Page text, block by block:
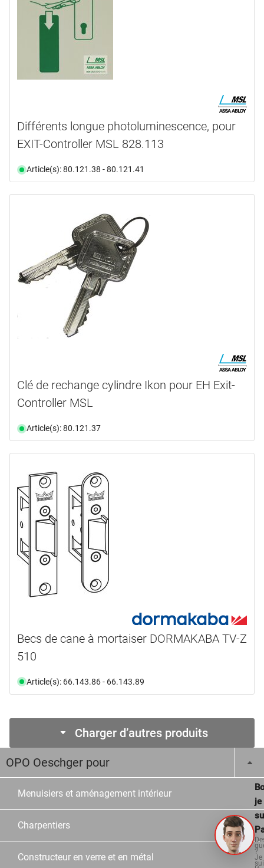
Différents longue photoluminescence, pour
EXIT-Controller MSL 828.113
Article(s): 80.121.38 - 80.121.41
Clé de rechange cylindre Ikon pour EH Exit-
Controller MSL
Article(s): 80.121.37
Becs de cane à mortaiser DORMAKABA TV-Z
510
Article(s): 66.143.86 - 66.143.89
Charger d’autres produits
OPO Oeschger pour
Menuisiers et aménagement intérieur
Charpentiers
Constructeur en verre et en métal
je
?
Je